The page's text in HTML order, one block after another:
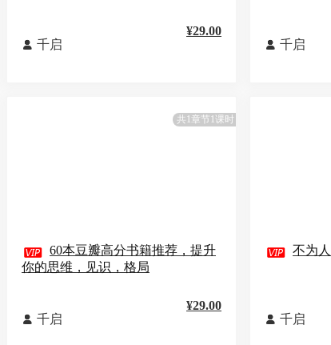
 千启
¥29.00
 千启
共1章节1课时
 60本豆瓣高分书籍推荐，提升
你的思维，见识，格局
 千启
¥29.00
 不为
 千启